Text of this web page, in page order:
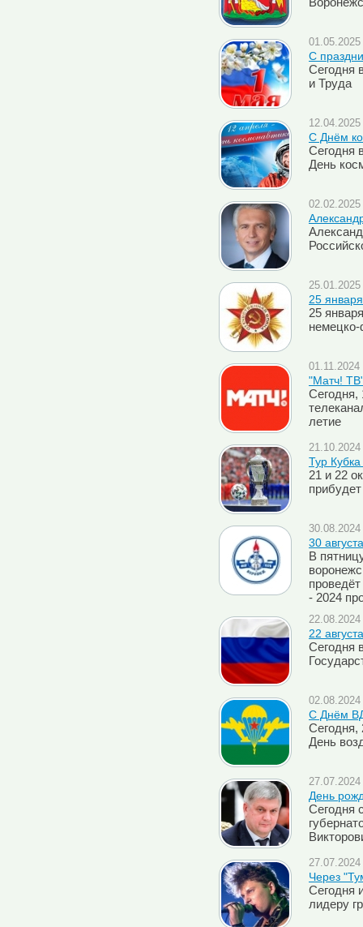
C
Сегодня
и Труда
С Днём
Сегодня
День
25
25
немецко-
"Матч!
Сегодня,
летие
Тур
21 и 22
30
В
- 2024
22
Сегодня
С Днём
Сегодня,
День
День
Сегодня
Через
Сегодня
лидеру